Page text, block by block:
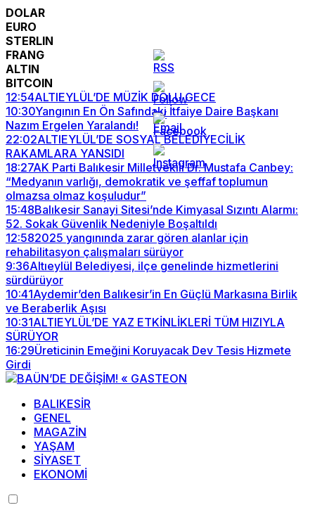
DOLAR
EURO
STERLIN
FRANG
ALTIN
BITCOIN
12:54ALTIEYLÜL’DE MÜZİK DOLU GECE
10:30Yangının En Ön Safındaki İtfaiye Daire Başkanı
Nazım Ergelen Yaralandı!
22:02ALTIEYLÜL’DE SOSYAL BELEDİYECİLİK
RAKAMLARA YANSIDI
18:27AK Parti Balıkesir Milletvekili Dr. Mustafa Canbey:
“Medyanın varlığı, demokratik ve şeffaf toplumun
olmazsa olmaz koşuludur”
15:48Balıkesir Sanayi Sitesi’nde Kimyasal Sızıntı Alarmı:
52. Sokak Güvenlik Nedeniyle Boşaltıldı
12:582025 yangınında zarar gören alanlar için
rehabilitasyon çalışmaları sürüyor
9:36Altıeylül Belediyesi, ilçe genelinde hizmetlerini
sürdürüyor
10:41Aydemir’den Balıkesir’in En Güçlü Markasına Birlik
ve Beraberlik Aşısı
10:31ALTIEYLÜL’DE YAZ ETKİNLİKLERİ TÜM HIZIYLA
SÜRÜYOR
16:29Üreticinin Emeğini Koruyacak Dev Tesis Hizmete
Girdi
BALIKESİR
GENEL
MAGAZİN
YAŞAM
SİYASET
EKONOMİ